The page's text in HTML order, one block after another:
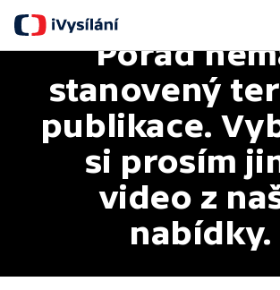
Pořad
stanovený
publikace.
si prosím
video z
nabídky.